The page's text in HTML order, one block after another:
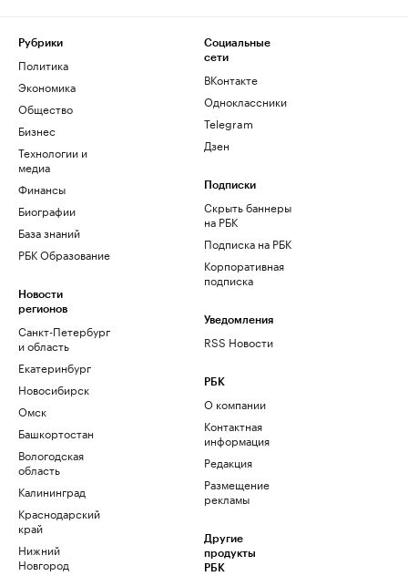
Рубрики
Политика
Экономика
Общество
Бизнес
Технологии и
медиа
Финансы
Биографии
База знаний
РБК Образование
Новости
регионов
Санкт-Петербург
и область
Екатеринбург
Новосибирск
Омск
Башкортостан
Вологодская
область
Калининград
Краснодарский
край
Нижний
Новгород
Социальные
сети
ВКонтакте
Одноклассники
Telegram
Дзен
Подписки
Скрыть баннеры
на РБК
Подписка на РБК
Корпоративная
подписка
Уведомления
RSS Новости
РБК
О компании
Контактная
информация
Редакция
Размещение
рекламы
Другие
продукты
РБК